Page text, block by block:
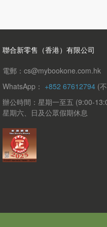
聯合新零售（香港）有限公司
電郵：cs@mybookone.com.hk
WhatsApp： +852 67612794 (
辦公時間：星期一至五 (9:00-
星期六、日及公眾假期休息